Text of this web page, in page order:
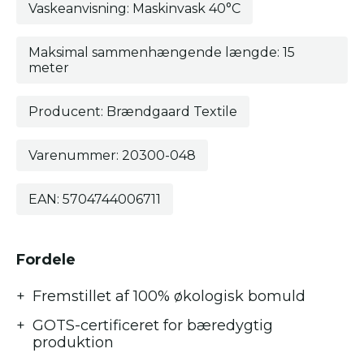
Fordele
Fremstillet af 100% økologisk bomuld
GOTS-certificeret for bæredygtig
produktion
Vaskeanvisning: Maskinvask 40°C
Maksimal sammenhængende længde: 15
meter
Producent: Brændgaard Textile
Varenummer: 20300-048
EAN: 5704744006711